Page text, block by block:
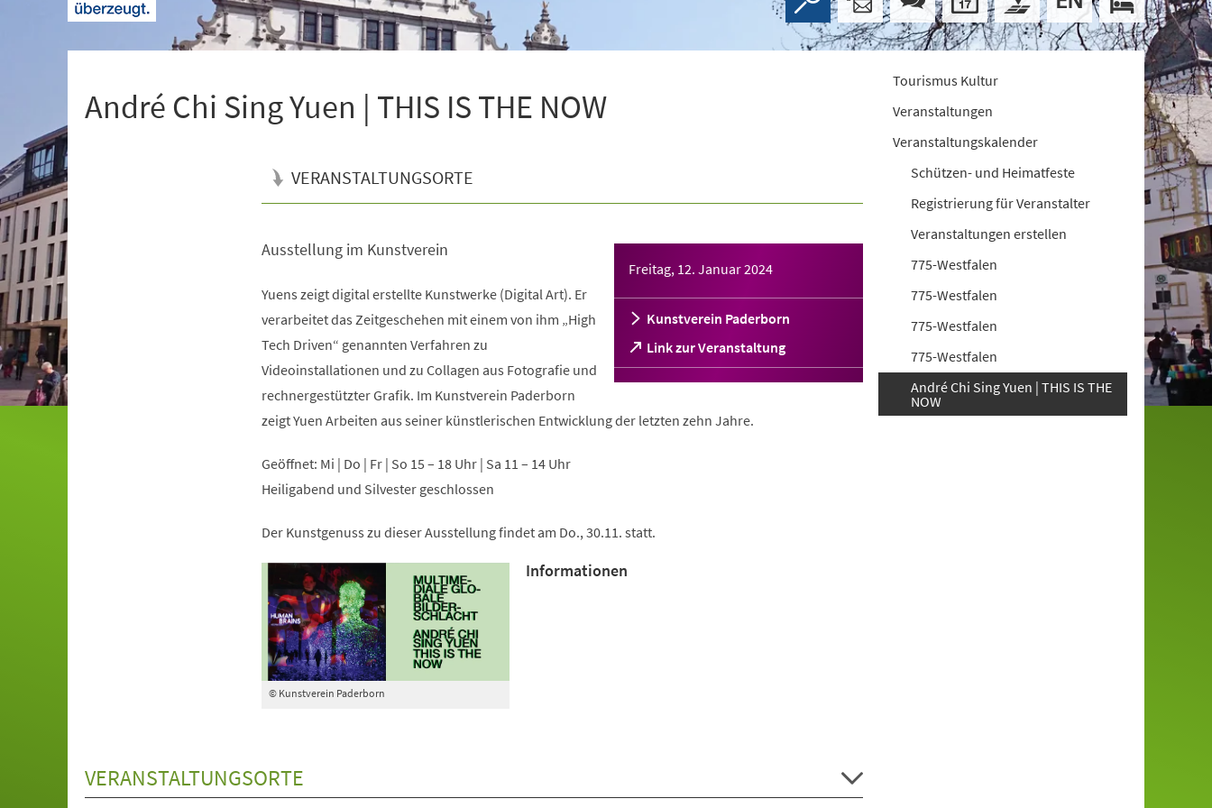
André Chi Sing Yuen | THIS IS THE NOW
VERANSTALTUNGSORTE
Freitag, 12. Januar 2024
Kunstverein Paderborn
Link zur Veranstaltung
(Öffnet
in
einem
Tab)
Ausstellung im Kunstverein
Yuens zeigt digital erstellte Kunstwerke (Digital Art). Er
verarbeitet das Zeitgeschehen mit einem von ihm „High
Tech Driven“ genannten Verfahren zu
Videoinstallationen und zu Collagen aus Fotografie und
rechnergestützter Grafik. Im Kunstverein Paderborn
zeigt Yuen Arbeiten aus seiner künstlerischen Entwicklung der letzten zehn Jahre.
Geöffnet: Mi | Do | Fr | So 15 – 18 Uhr | Sa 11 – 14 Uhr
Heiligabend und Silvester geschlossen
Der Kunstgenuss zu dieser Ausstellung findet am Do., 30.11. statt.
© Kunstverein Paderborn
Informationen
VERANSTALTUNGSORTE
Tourismus Kultur
Veranstaltungen
Veranstaltungskalender
Schützen- und Heimatfeste
Registrierung für Veranstalter
Veranstaltungen erstellen
775-Westfalen
775-Westfalen
775-Westfalen
775-Westfalen
André Chi Sing Yuen | THIS IS THE
NOW